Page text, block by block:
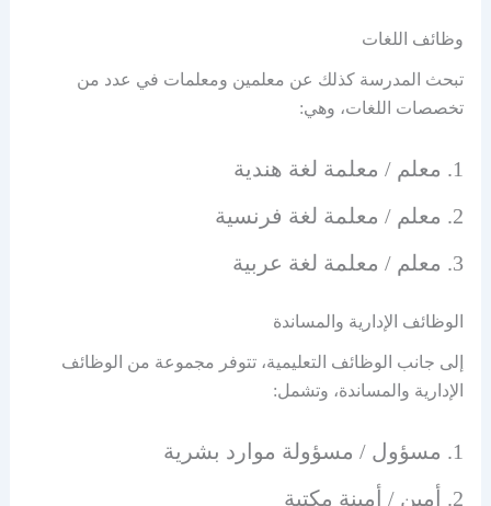
وظائف اللغات
تبحث المدرسة كذلك عن معلمين ومعلمات في عدد من
تخصصات اللغات، وهي:
معلم / معلمة لغة هندية
معلم / معلمة لغة فرنسية
معلم / معلمة لغة عربية
الوظائف الإدارية والمساندة
إلى جانب الوظائف التعليمية، تتوفر مجموعة من الوظائف
الإدارية والمساندة، وتشمل:
مسؤول / مسؤولة موارد بشرية
أمين / أمينة مكتبة